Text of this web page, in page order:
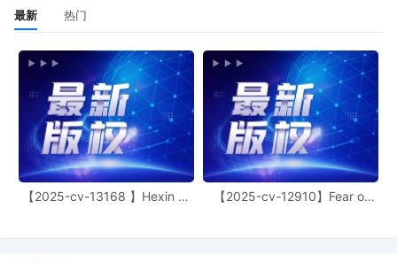
最新 热门
【2025-cv-13168 】Hexin 塑
【2025-cv-12910】Fear of